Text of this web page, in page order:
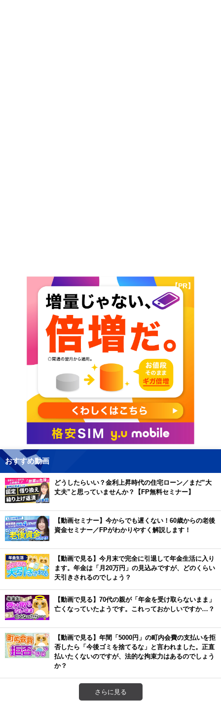
【PR】
おすすめ動画
どうしたらいい？金利上昇時代の住宅ローン／まだ”大
丈夫”と思っていませんか？【FP無料セミナー】
【動画セミナー】今からでも遅くない！60歳からの老後
資金セミナー／FPがわかりやすく解説します！
【動画で見る】今月末で完全に引退して年金生活に入り
ます。年金は「月20万円」の見込みですが、どのくらい
天引きされるのでしょう？
【動画で見る】70代の親が「年金を受け取らないまま」
亡くなっていたようです。これっておかしいですか…？
【動画で見る】年間「5000円」の町内会費の支払いを拒
否したら「今後ゴミを捨てるな」と言われました。正直
払いたくないのですが、法的な拘束力はあるのでしょう
か？
さらに見る